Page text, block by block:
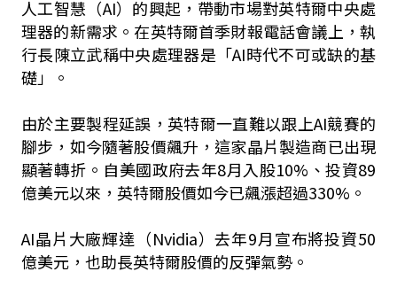
人工智慧（AI）的興起，帶動市場對英特爾中央處
理器的新需求。在英特爾首季財報電話會議上，執
行長陳立武稱中央處理器是「AI時代不可或缺的基
礎」。
由於主要製程延誤，英特爾一直難以跟上AI競賽的
腳步，如今隨著股價飆升，這家晶片製造商已出現
顯著轉折。自美國政府去年8月入股10%、投資89
億美元以來，英特爾股價如今已飆漲超過330%。
AI晶片大廠輝達（Nvidia）去年9月宣布將投資50
億美元，也助長英特爾股價的反彈氣勢。